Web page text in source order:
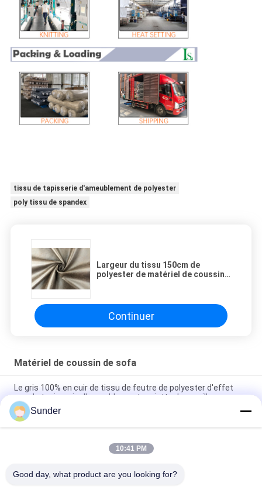
tissu de tapisserie d'ameublement de polyester
poly tissu de spandex
Largeur du tissu 150cm de
polyester de matériel de coussin
Continuer
Matériel de coussin de sofa
Le gris 100% en cuir de tissu de feutre de polyester d'effet
pour la tapisserie d'ameublement projette des oreillers
Texturisé épais matériel de coussin en bronze de sofa avec la
bonne résilience de stabilité
Poly tissu de Knit de 100% pour l'aperçu gratuit de couleur de
Sunder
10:41 PM
Good day, what product are you looking for?